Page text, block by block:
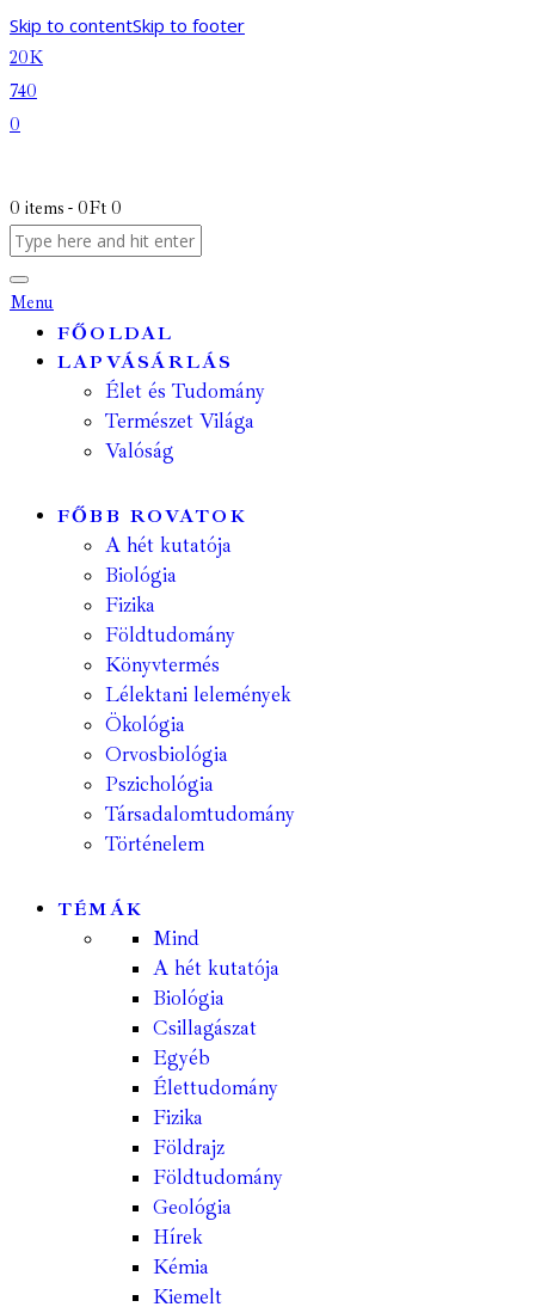
Skip to contentSkip to footer
20K
740
0
0 items - 0Ft 0
Menu
FŐOLDAL
LAPVÁSÁRLÁS
Élet és Tudomány
Természet Világa
Valóság
FŐBB ROVATOK
A hét kutatója
Biológia
Fizika
Földtudomány
Könyvtermés
Lélektani lelemények
Ökológia
Orvosbiológia
Pszichológia
Társadalomtudomány
Történelem
TÉMÁK
Mind
A hét kutatója
Biológia
Csillagászat
Egyéb
Élettudomány
Fizika
Földrajz
Földtudomány
Geológia
Hírek
Kémia
Kiemelt